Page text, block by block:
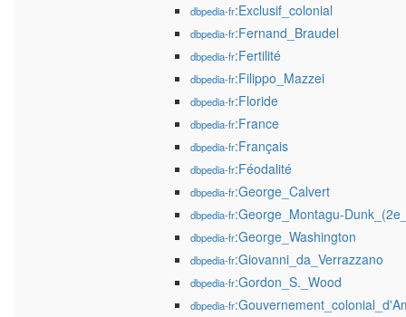
dbpedia-fr:Exclusif_colonial
dbpedia-fr:Fernand_Braudel
dbpedia-fr:Fertilité
dbpedia-fr:Filippo_Mazzei
dbpedia-fr:Floride
dbpedia-fr:France
dbpedia-fr:Français
dbpedia-fr:Féodalité
dbpedia-fr:George_Calvert
dbpedia-fr:George_Montagu-
dbpedia-fr:George_Washington
dbpedia-fr:Giovanni_da_Verrazzano
dbpedia-fr:Gordon_S._Wood
dbpedia-fr